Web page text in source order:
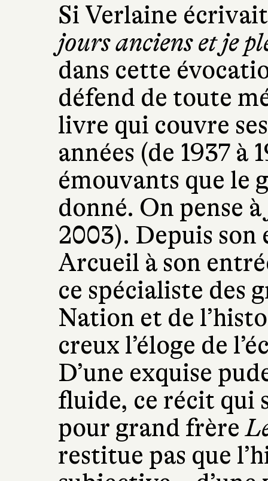
Si Verlaine
jours anciens et je
dans cette
défend de toute
livre qui couvre
années (de 1937 à
émouvants que le
donné. On pense à
2003). Depuis son
Arcueil à son
ce spécialiste des
Nation et de
creux l’éloge de
D’une exquise
fluide, ce récit qui
pour grand frère
restitue pas que